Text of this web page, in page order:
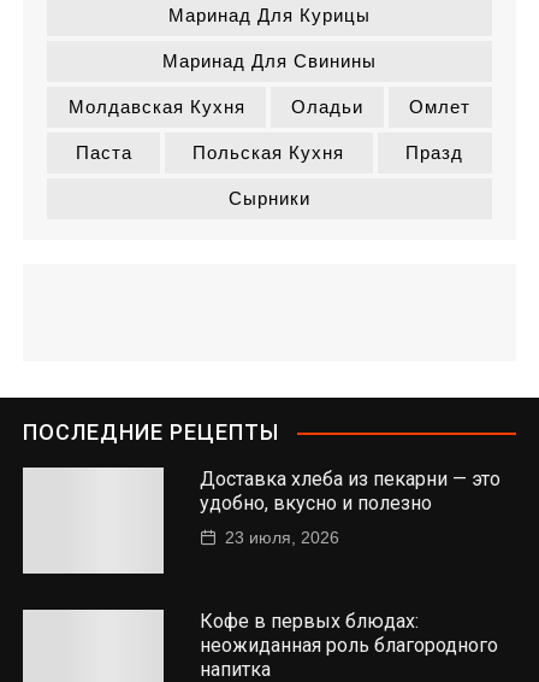
Маринад Для Курицы
Маринад Для Свинины
Молдавская Кухня Оладьи Омлет
Паста Польская Кухня Празд
Сырники
ПОСЛЕДНИЕ РЕЦЕПТЫ
Доставка хлеба из пекарни — это
удобно, вкусно и полезно
23 июля, 2026
Кофе в первых блюдах:
неожиданная роль благородного
напитка